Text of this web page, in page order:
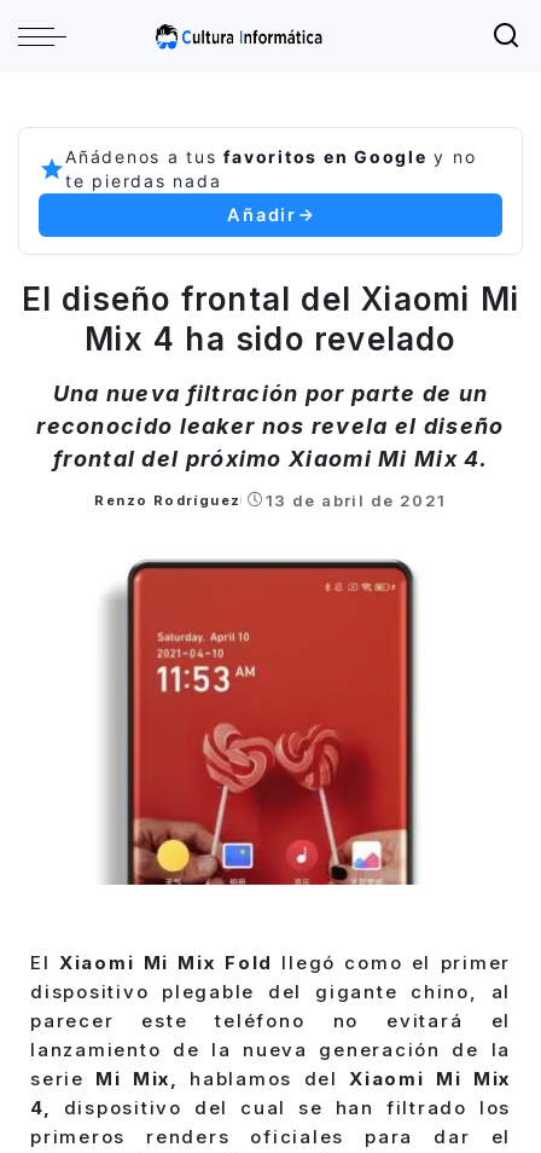
Añádenos a tusfavoritos en Google y no
te pierdas nada
Añadir
El diseño frontal del Xiaomi Mi
Mix 4 ha sido revelado
Una nueva filtración por parte de un
reconocido leaker nos revela el diseño
frontal del próximo Xiaomi Mi Mix 4.
Posted
Renzo Rodríguez 13 de abril de 2021
El Xiaomi Mi Mix Fold llegó como el primer
dispositivo plegable del gigante chino, al
parecer este teléfono no evitará el
lanzamiento de la nueva generación de la
serie Mi Mix, hablamos delXiaomi Mi Mix
4, dispositivo del cual se han filtrado los
primeros renders oficiales para dar el